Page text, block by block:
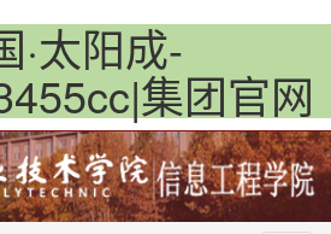
·太阳成-
集团官网